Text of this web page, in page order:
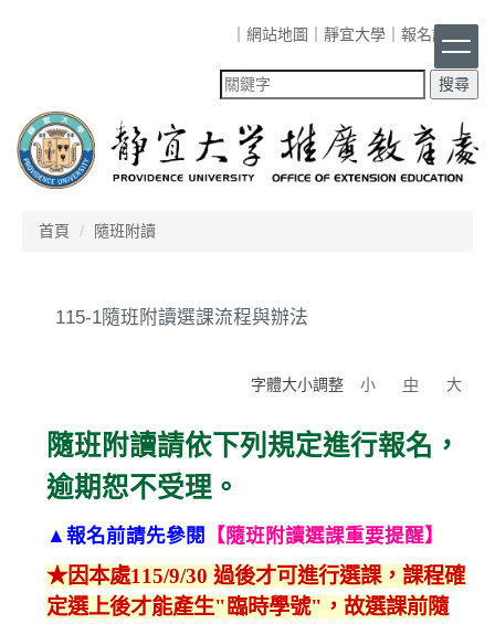
容
區
網站地圖 靜宜大學 報名課程
首頁 隨班附讀
115-1隨班附讀選課流程與辦法
字體大小調整 小 中 大
隨班附讀請依下列規定進行報名，
逾期恕不受理。
▲報名前請先參閱 【隨班附讀選課重要提醒】
★因本處115/9/30 過後才可進行選課，課程確
定選上後才能產生"臨時學號"，故選課前隨